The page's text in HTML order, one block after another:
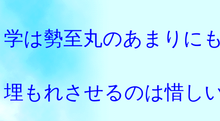
そして
学は勢至丸のあまりに
このま
埋もれさせるのは惜し